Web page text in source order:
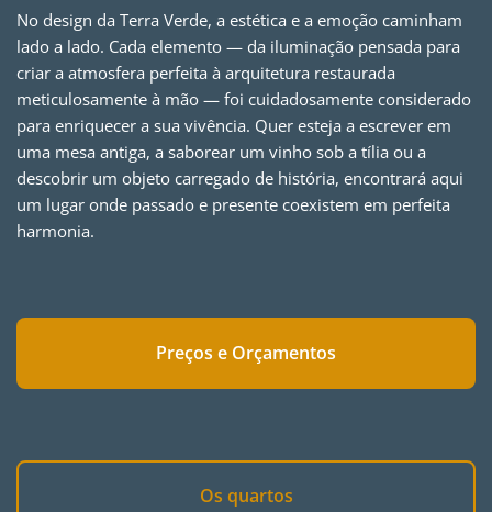
No design da Terra Verde, a estética e a emoção caminham
lado a lado. Cada elemento — da iluminação pensada para
criar a atmosfera perfeita à arquitetura restaurada
meticulosamente à mão — foi cuidadosamente considerado
para enriquecer a sua vivência. Quer esteja a escrever em
uma mesa antiga, a saborear um vinho sob a tília ou a
descobrir um objeto carregado de história, encontrará aqui
um lugar onde passado e presente coexistem em perfeita
harmonia.
Preços e Orçamentos
Os quartos